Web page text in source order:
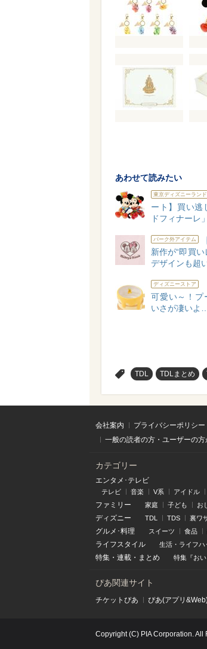
あわせて読みたい
東京ディズニーランド
ート】買い逃
ドフィナーレ
パーク外アイテム
新作が“即買
デザインも超
ディズニーストア
可愛い～！プ
いさが凄いよ
TDL TDLまとめ
会社案内 プライバシーポリシー
一般の読者の方・ユーザーの
カテゴリー
エンタメ･テレビ
テレビ 音楽 V系 アイドル
ファミリー 家庭 子ども お
ディズニー TDL TDS 裏ワ
グルメ･料理 スイーツ 食品
ライフスタイル 生活・ライフハ
特集 ・ 連載 ・ まとめ 特集『おい
ぴあ関連サイト
チケットぴあ ぴあ(アプリ
Copyright (C) PIA Corporation. All